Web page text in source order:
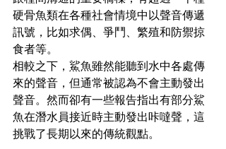
硬骨魚類在各種社會情境中以聲音傳遞
訊號，比如求偶、爭鬥、繁殖和防禦掠
食者等。
相較之下，鯊魚雖然能聽到水中各處傳
來的聲音，但通常被認為不會主動發出
聲音。然而卻有一些報告指出有部分鯊
魚在潛水員接近時主動發出咔噠聲，這
挑戰了長期以來的傳統觀點。